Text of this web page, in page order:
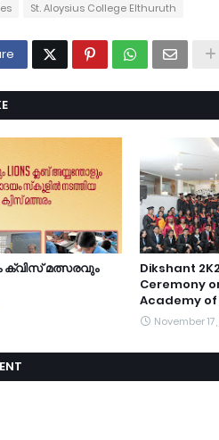
St. Aloysius College Elthuruth
ക്വിസ് മത്സരവും
Dikshant
Ceremony
Academy
November